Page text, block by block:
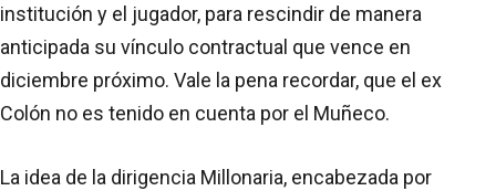
institución y el jugador, para rescindir de manera
anticipada su vínculo contractual que vence en
diciembre próximo. Vale la pena recordar, que el ex
Colón no es tenido en cuenta por el Muñeco.
La idea de la dirigencia Millonaria, encabezada por